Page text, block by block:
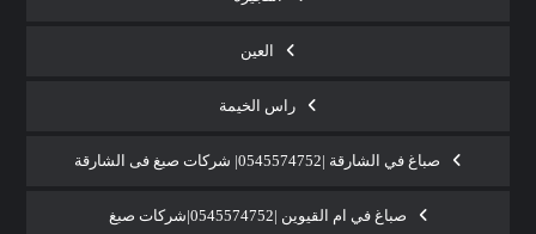
العين
راس الخيمة
صباغ في الشارقة |0545574752| شركات صبغ فى الشارقة
صباغ في ام القيوين |0545574752|شركات صبغ